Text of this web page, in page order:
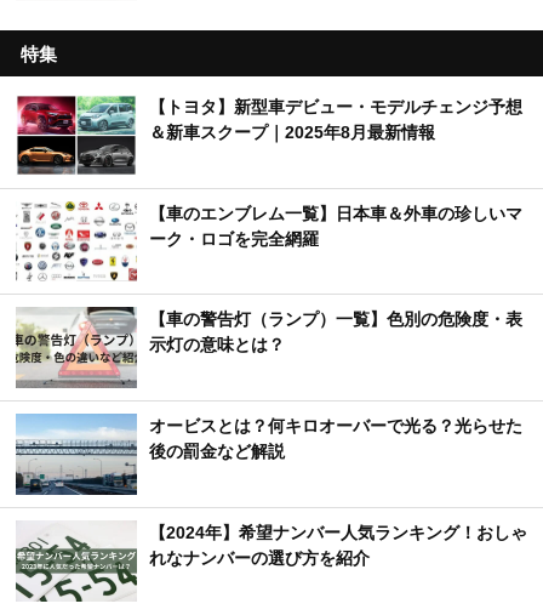
特集
【トヨタ】新型車デビュー・モデルチェンジ予想
＆新車スクープ｜2025年8月最新情報
【車のエンブレム一覧】日本車＆外車の珍しいマ
ーク・ロゴを完全網羅
【車の警告灯（ランプ）一覧】色別の危険度・表
示灯の意味とは？
オービスとは？何キロオーバーで光る？光らせた
後の罰金など解説
【2024年】希望ナンバー人気ランキング！おしゃ
れなナンバーの選び方を紹介